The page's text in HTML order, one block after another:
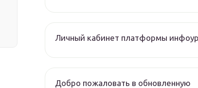
Личный кабинет платформы
Добро пожаловать в обновленную